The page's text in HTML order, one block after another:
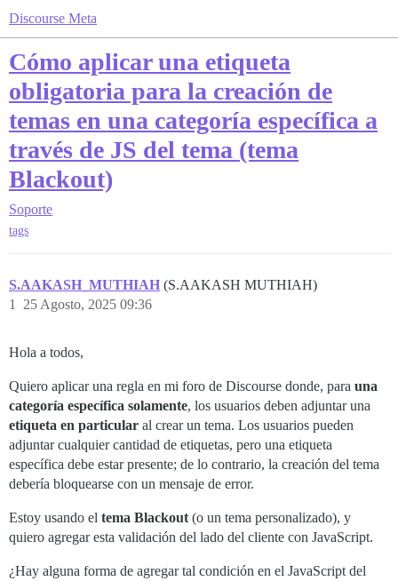
Discourse Meta
Cómo aplicar una etiqueta
obligatoria para la creación de
temas en una categoría específica a
través de JS del tema (tema
Blackout)
Soporte
tags
S.AAKASH_MUTHIAH (S.AAKASH MUTHIAH)
25 Agosto, 2025 09:36
1
Hola a todos,
Quiero aplicar una regla en mi foro de Discourse donde, para una
categoría específica solamente, los usuarios deben adjuntar una
etiqueta en particular al crear un tema. Los usuarios pueden
adjuntar cualquier cantidad de etiquetas, pero una etiqueta
específica debe estar presente; de lo contrario, la creación del tema
debería bloquearse con un mensaje de error.
Estoy usando el tema Blackout (o un tema personalizado), y
quiero agregar esta validación del lado del cliente con JavaScript.
¿Hay alguna forma de agregar tal condición en el JavaScript del